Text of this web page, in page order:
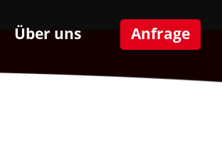
Über uns Anfrage